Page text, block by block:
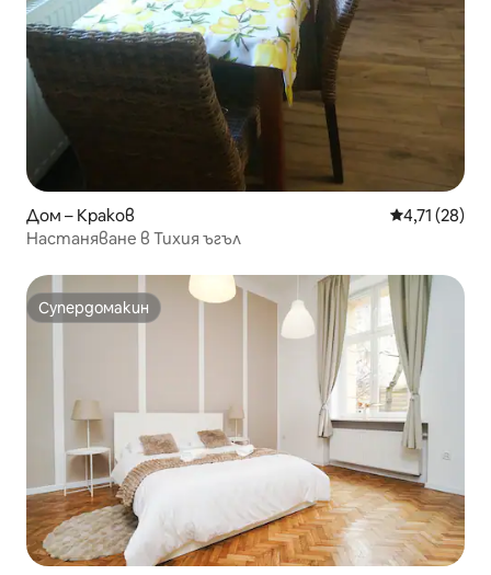
Дом – Краков Средна
4,71 (28)
Настаняване в Тихия ъгъл
Супердомакин
Супердомакин